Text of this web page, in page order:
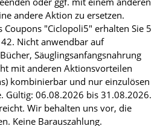
andere Aktion zu ersetzen.
Coupons "Ciclopoli5" erhalten Sie 5
Nicht anwendbar auf
Säuglingsanfangsnahrung
mit anderen Aktionsvorteilen
kombinierbar und nur einzulösen
Gültig: 06.08.2026 bis 31.08.2026.
Wir behalten uns vor, die
Keine Barauszahlung.